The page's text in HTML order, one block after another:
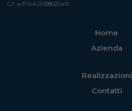
C.F. e P.IVA 01398020410
Home
Azienda
Realizzazioni
Contatti